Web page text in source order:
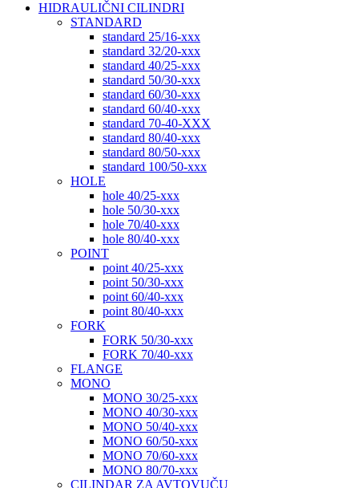
HIDRAULIČNI CILINDRI
STANDARD
standard 25/16-xxx
standard 32/20-xxx
standard 40/25-xxx
standard 50/30-xxx
standard 60/30-xxx
standard 60/40-xxx
standard 70-40-XXX
standard 80/40-xxx
standard 80/50-xxx
standard 100/50-xxx
HOLE
hole 40/25-xxx
hole 50/30-xxx
hole 70/40-xxx
hole 80/40-xxx
POINT
point 40/25-xxx
point 50/30-xxx
point 60/40-xxx
point 80/40-xxx
FORK
FORK 50/30-xxx
FORK 70/40-xxx
FLANGE
MONO
MONO 30/25-xxx
MONO 40/30-xxx
MONO 50/40-xxx
MONO 60/50-xxx
MONO 70/60-xxx
MONO 80/70-xxx
CILINDAR ZA AVTOVUČU